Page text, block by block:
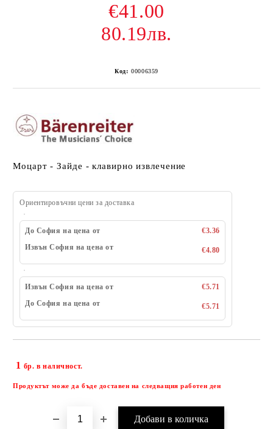
€41.00
80.19лв.
Код: 00006359
Моцарт - Зайде - клавирно извлечение
Ориентировъчни цени за доставка
До София на цена от
€3.36
Извън София на цена от
€4.80
Извън София на цена от
€5.71
До София на цена от
€5.71
1 бр. в наличност.
Продуктът може да бъде доставен на следващия работен ден